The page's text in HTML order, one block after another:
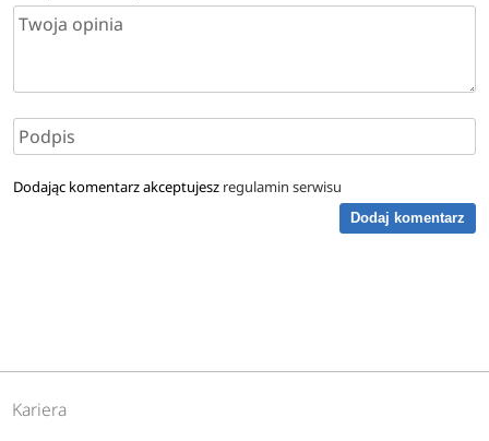
Dodając komentarz akceptujesz regulamin serwisu
Dodaj komentarz
Kariera